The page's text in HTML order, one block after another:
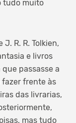
tudo muito
R. R. Tolkien,
e livros
passasse a
fazer frente às
das livrarias,
mas tudo